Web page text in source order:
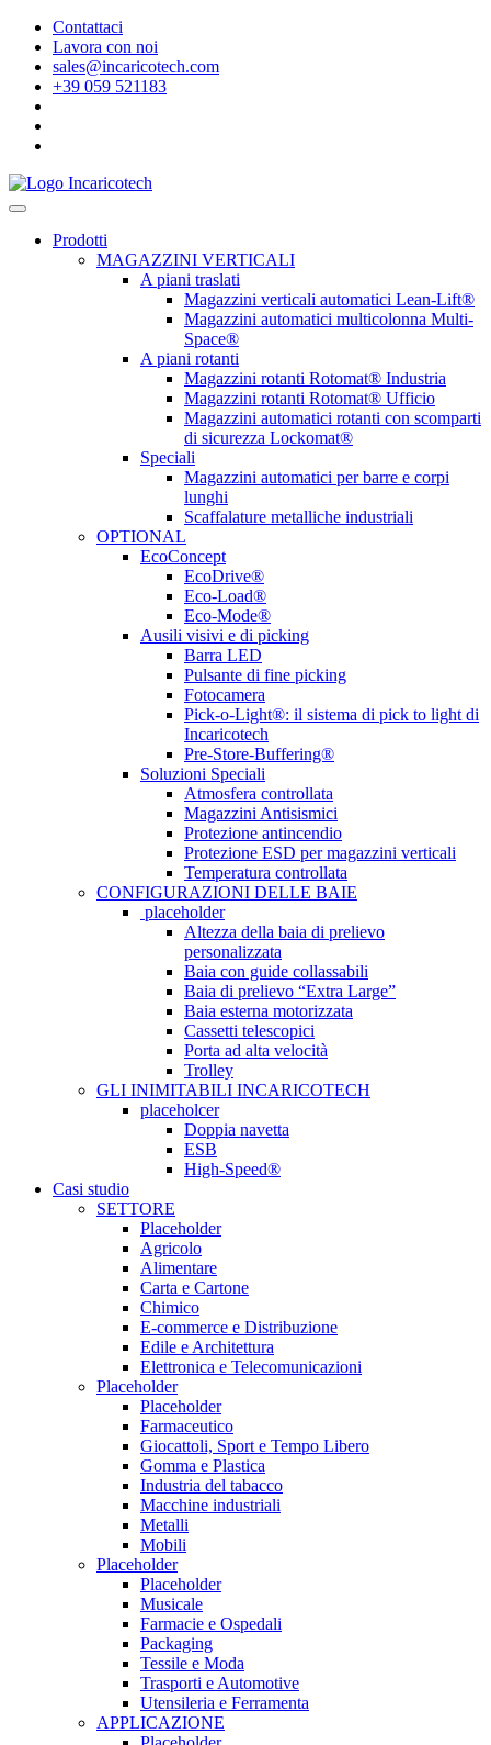
Contattaci
Lavora con noi
sales@incaricotech.com
+39 059 521183
Prodotti
MAGAZZINI VERTICALI
A piani traslati
Magazzini verticali automatici Lean-Lift®
Magazzini automatici multicolonna Multi-
Space®
A piani rotanti
Magazzini rotanti Rotomat® Industria
Magazzini rotanti Rotomat® Ufficio
Magazzini automatici rotanti con scomparti
di sicurezza Lockomat®
Speciali
Magazzini automatici per barre e corpi
lunghi
Scaffalature metalliche industriali
OPTIONAL
EcoConcept
EcoDrive®
Eco-Load®
Eco-Mode®
Ausili visivi e di picking
Barra LED
Pulsante di fine picking
Fotocamera
Pick-o-Light®: il sistema di pick to light di
Incaricotech
Pre-Store-Buffering®
Soluzioni Speciali
Atmosfera controllata
Magazzini Antisismici
Protezione antincendio
Protezione ESD per magazzini verticali
Temperatura controllata
CONFIGURAZIONI DELLE BAIE
placeholder
Altezza della baia di prelievo
personalizzata
Baia con guide collassabili
Baia di prelievo “Extra Large”
Baia esterna motorizzata
Cassetti telescopici
Porta ad alta velocità
Trolley
GLI INIMITABILI INCARICOTECH
placeholcer
Doppia navetta
ESB
High-Speed®
Casi studio
SETTORE
Placeholder
Agricolo
Alimentare
Carta e Cartone
Chimico
E-commerce e Distribuzione
Edile e Architettura
Elettronica e Telecomunicazioni
Placeholder
Placeholder
Farmaceutico
Giocattoli, Sport e Tempo Libero
Gomma e Plastica
Industria del tabacco
Macchine industriali
Metalli
Mobili
Placeholder
Placeholder
Musicale
Farmacie e Ospedali
Packaging
Tessile e Moda
Trasporti e Automotive
Utensileria e Ferramenta
APPLICAZIONE